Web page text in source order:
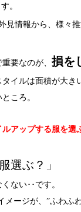
。
見情報から、様々
要なのが、 損を
タイルは面積が大き
ころ。
ルアップする服を選
選ぶ？」
ない･･です。
メージが、”ふわふ